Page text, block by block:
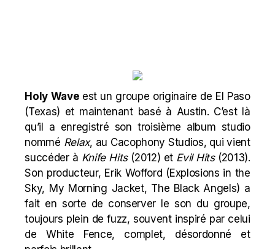
Holy Wave est un groupe originaire de El Paso
(Texas) et maintenant basé à Austin. C’est là
qu’il a enregistré son troisième album studio
nommé Relax, au Cacophony Studios, qui vient
succéder à Knife Hits(2012) et Evil Hits(2013).
Son producteur, Erik Wofford (Explosions in the
Sky, My Morning Jacket, The Black Angels) a
fait en sorte de conserver le son du groupe,
toujours plein de fuzz, souvent inspiré par celui
de White Fence, complet, désordonné et